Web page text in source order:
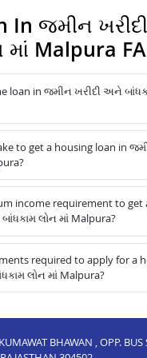
In જમીન
માં Malpura
loan in જમીન ખરીદી અને
to get a housing loan in
income requirement to get
લોન માં Malpura?
required to apply for a
લોન માં Malpura?
BHAWAN , OPP. BUS